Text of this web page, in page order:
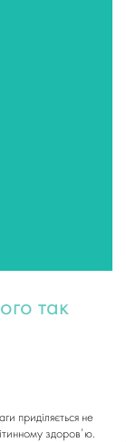
так
приділяється не
здоров’ю.